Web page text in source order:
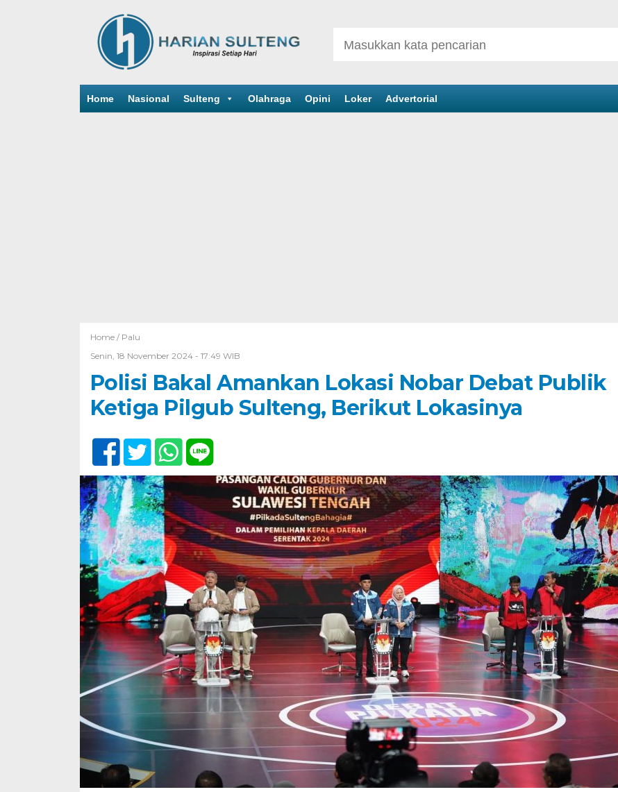
Home Nasional Sulteng Olahraga Opini Loker Advertorial
Home / Palu
Senin, 18 November 2024 - 17:49 WIB
Polisi Bakal Amankan Lokasi Nobar Debat Publik
Ketiga Pilgub Sulteng, Berikut Lokasinya